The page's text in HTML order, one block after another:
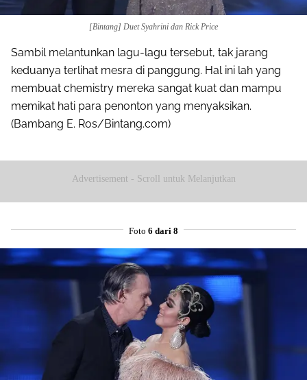
[Bintang] Duet Syahrini dan Rick Price
Sambil melantunkan lagu-lagu tersebut, tak jarang
keduanya terlihat mesra di panggung. Hal ini lah yang
membuat chemistry mereka sangat kuat dan mampu
memikat hati para penonton yang menyaksikan.
(Bambang E. Ros/Bintang.com)
Advertisement - Scroll untuk Melanjutkan
Foto 6 dari 8